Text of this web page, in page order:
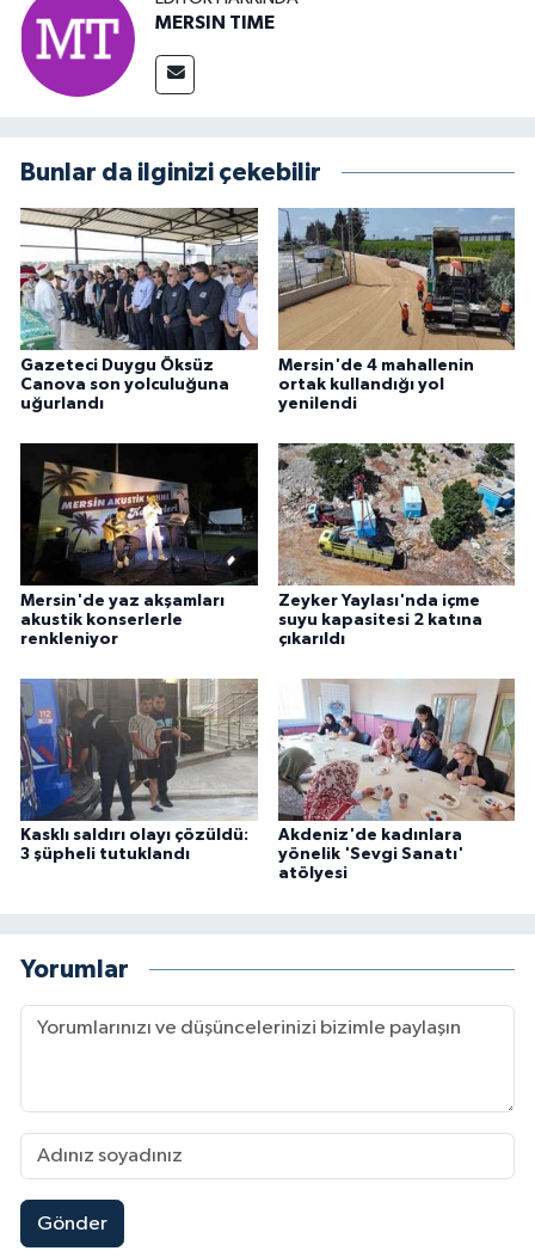
MERSIN TIME
Bunlar da ilginizi çekebilir
Gazeteci Duygu Öksüz
Canova son yolculuğuna
uğurlandı
Mersin'de 4 mahallenin
ortak kullandığı yol
yenilendi
Mersin'de yaz akşamları
akustik konserlerle
renkleniyor
Zeyker Yaylası'nda içme
suyu kapasitesi 2 katına
çıkarıldı
Kasklı saldırı olayı çözüldü:
3 şüpheli tutuklandı
Akdeniz'de kadınlara
yönelik 'Sevgi Sanatı'
atölyesi
Yorumlar
Gönder